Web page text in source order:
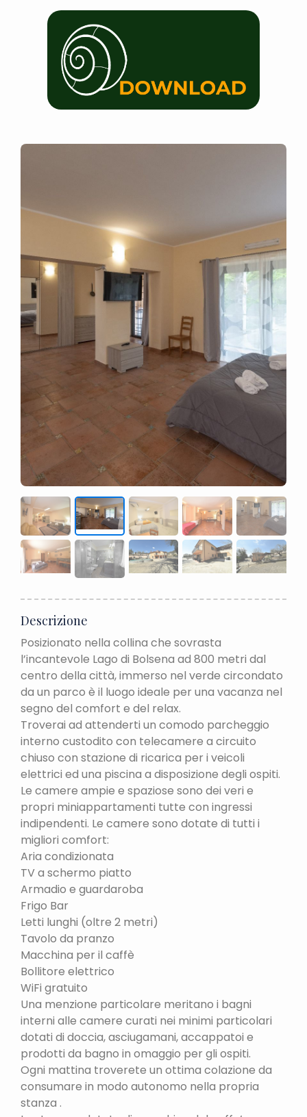
Descrizione
Posizionato nella collina che sovrasta
l’incantevole Lago di Bolsena ad 800 metri dal
centro della città, immerso nel verde circondato
da un parco è il luogo ideale per una vacanza nel
segno del comfort e del relax.
Troverai ad attenderti un comodo parcheggio
interno custodito con telecamere a circuito
chiuso con stazione di ricarica per i veicoli
elettrici ed una piscina a disposizione degli ospiti.
Le camere ampie e spaziose sono dei veri e
propri miniappartamenti tutte con ingressi
indipendenti. Le camere sono dotate di tutti i
migliori comfort:
Aria condizionata
TV a schermo piatto
Armadio e guardaroba
Frigo Bar
Letti lunghi (oltre 2 metri)
Tavolo da pranzo
Macchina per il caffè
Bollitore elettrico
WiFi gratuito
Una menzione particolare meritano i bagni
interni alle camere curati nei minimi particolari
dotati di doccia, asciugamani, accappatoi e
prodotti da bagno in omaggio per gli ospiti.
Ogni mattina troverete un ottima colazione da
consumare in modo autonomo nella propria
stanza .